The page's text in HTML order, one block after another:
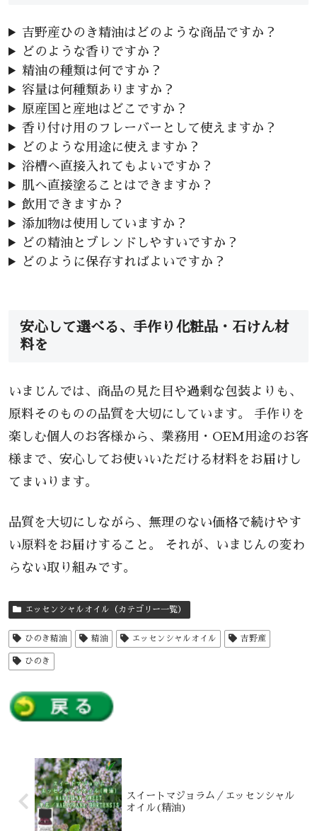
吉野産ひのき精油はどのような商品ですか？
どのような香りですか？
精油の種類は何ですか？
容量は何種類ありますか？
原産国と産地はどこですか？
香り付け用のフレーバーとして使えますか？
どのような用途に使えますか？
浴槽へ直接入れてもよいですか？
肌へ直接塗ることはできますか？
飲用できますか？
添加物は使用していますか？
どの精油とブレンドしやすいですか？
どのように保存すればよいですか？
安心して選べる、手作り化粧品・石けん材
料を
いまじんでは、商品の見た目や過剰な包装よりも、
原料そのものの品質を大切にしています。 手作りを
楽しむ個人のお客様から、業務用・OEM用途のお客
様まで、安心してお使いいただける材料をお届けし
てまいります。
品質を大切にしながら、無理のない価格で続けやす
い原料をお届けすること。 それが、いまじんの変わ
らない取り組みです。
エッセンシャルオイル（カテゴリー一覧）
ひのき精油 精油 エッセンシャルオイル 吉野産
ひのき
スイートマジョラム／エッセンシャル
オイル(精油)